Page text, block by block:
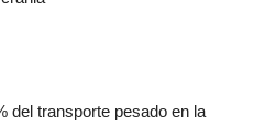
del transporte pesado en la